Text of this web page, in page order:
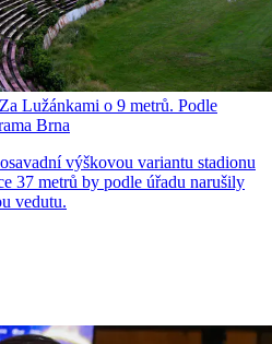
Lužánkami o 9 metrů. Podle
Brna
výškovou variantu stadionu
37 metrů by podle úřadu narušily
vedutu.